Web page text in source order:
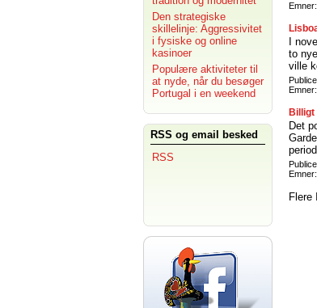
Den strategiske
skillelinje: Aggressivitet
i fysiske og online
kasinoer
Populære aktiviteter til
at nyde, når du besøger
Portugal i en weekend
RSS og email besked
RSS
Emner:
I
to
ville
Emner:
Det
Emner: